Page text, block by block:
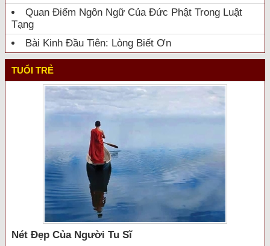
Quan Điểm Ngôn Ngữ Của Đức Phật Trong Luật
Tạng
Bài Kinh Đầu Tiên: Lòng Biết Ơn
TUỔI TRẺ
Nét Đẹp Của Người Tu Sĩ